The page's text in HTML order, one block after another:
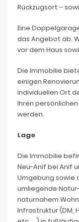
Rückzugsort –
Eine
das Angebot ab.
vor dem Haus
Die Immobilie
einigen
individuellen Ort
Ihren
werden.
Lage
Die Immobilie
Neu-Anif bei Anif
Umgebung sowie
umliegende
naturnahem
Infrastruktur (DM,